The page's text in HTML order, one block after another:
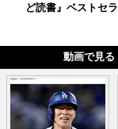
ど読書』ベストセ
動画で見る